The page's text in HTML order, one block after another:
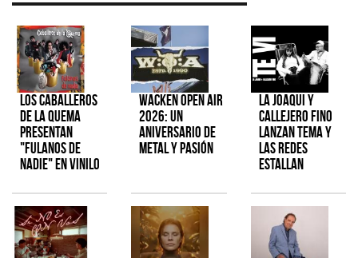
Los Caballeros
de la Quema
presentan
"Fulanos de
Nadie" en vinilo
Wacken Open Air
2026: Un
aniversario de
metal y pasión
La Joaqui y
Callejero Fino
lanzan tema y
las redes
estallan